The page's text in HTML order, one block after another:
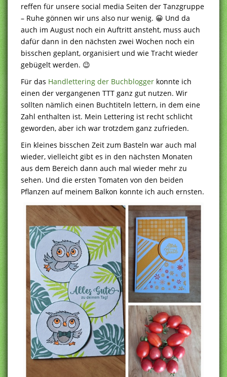
reffen für unsere social media Seiten der Tanzgruppe
– Ruhe gönnen wir uns also nur wenig. 😀 Und da
auch im August noch ein Auftritt ansteht, muss auch
dafür dann in den nächsten zwei Wochen noch ein
bisschen geplant, organisiert und wie Tracht wieder
gebügelt werden. 😉
Für das Handlettering der Buchblogger konnte ich
einen der vergangenen TTT ganz gut nutzen. Wir
sollten nämlich einen Buchtiteln lettern, in dem eine
Zahl enthalten ist. Mein Lettering ist recht schlicht
geworden, aber ich war trotzdem ganz zufrieden.
Ein kleines bisschen Zeit zum Basteln war auch mal
wieder, vielleicht gibt es in den nächsten Monaten
aus dem Bereich dann auch mal wieder mehr zu
sehen. Und die ersten Tomaten von den beiden
Pflanzen auf meinem Balkon konnte ich auch ernsten.